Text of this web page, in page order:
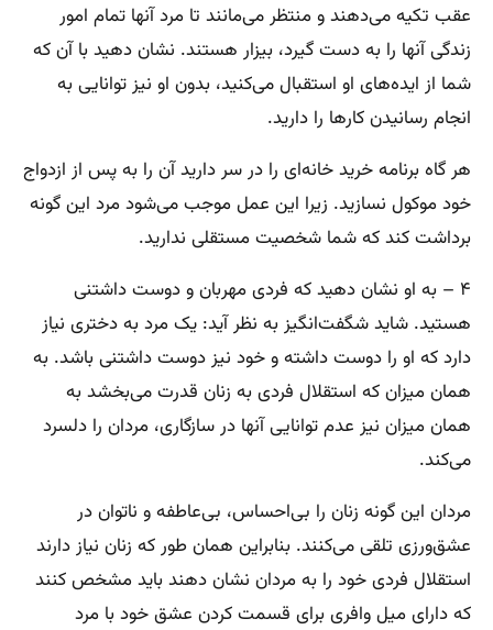
عقب تکیه می‌دهند و منتظر می‌مانند تا مرد آنها تمام امور
زندگی آنها را به دست گیرد، بیزار هستند. نشان دهید با آن که
شما از ایده‌های او استقبال می‌کنید، بدون او نیز توانایی به
انجام رسانیدن کارها را دارید.
هر گاه برنامه خرید خانه‌ای را در سر دارید آن را به پس از ازدواج
خود موکول نسازید. زیرا این عمل موجب می‌شود مرد این گونه
برداشت کند که شما شخصیت مستقلی ندارید.
۴ – به او نشان دهید که فردی مهربان و دوست‌ داشتنی
هستید. شاید شگفت‌‌انگیز به نظر آید: یک مرد به دختری نیاز
دارد که او را دوست داشته و خود نیز دوست داشتنی باشد. به
همان میزان که استقلال فردی به زنان قدرت می‌بخشد به
همان میزان نیز عدم توانایی آنها در سازگاری، مردان را دلسرد
می‌کند.
مردان این گونه زنان را بی‌احساس، بی‌عاطفه و ناتوان در
عشق‌ورزی تلقی می‌کنند. بنابراین همان طور که زنان نیاز دارند
استقلال فردی خود را به مردان نشان دهند باید مشخص کنند
که دارای میل وافری برای قسمت کردن عشق خود با مرد